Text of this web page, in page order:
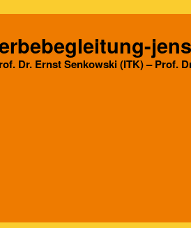
Dr. Ernst Senkowski (ITK) – Prof.